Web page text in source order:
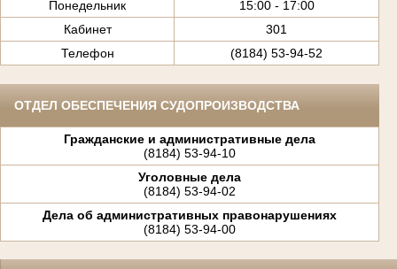
Понедельник
15:00 - 17:00
Кабинет
301
Телефон
(8184) 53-94-52
ОТДЕЛ ОБЕСПЕЧЕНИЯ СУДОПРОИЗВОДСТВА
Гражданские и административные дела
(8184) 53-94-10
Уголовные дела
(8184) 53-94-02
Дела об административных правонарушениях
(8184) 53-94-00